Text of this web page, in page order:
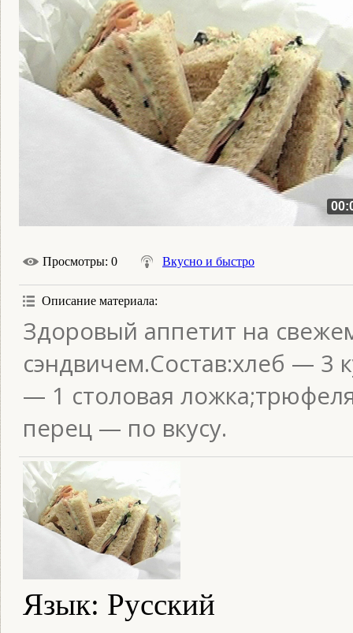
Просмотры: 0 Вкусно и быстро
Описание материала:
Здоровый аппетит на
сэндвичем.Состав:хлеб — 3
— 1 столовая
перец — по вкусу.
Язык: Русский